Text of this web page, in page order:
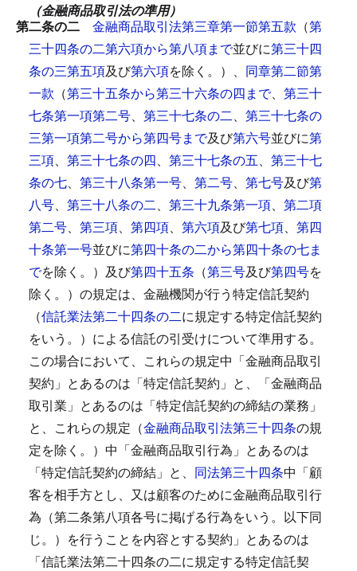
（金融商品取引法の準用）
第二条の二 金融商品取引法第三章第一節第五款 （第
三十四条の二第六項から第八項まで並びに第三十四
条の三第五項及び第六項を除く。）、 同章第二節第
一款 （第三十五条から第三十六条の四まで、 第三十
七条第一項第二号、 第三十七条の二、 第三十七条の
三第一項第二号から第四号まで及び第六号並びに第
三項、 第三十七条の四、 第三十七条の五、 第三十七
条の七、 第三十八条第一号、 第二号、 第七号及び第
八号、 第三十八条の二、 第三十九条第一項、 第二項
第二号、 第三項、 第四項、 第六項及び第七項、 第四
十条第一号並びに第四十条の二から第四十条の七ま
でを除く。）及び第四十五条 （第三号及び第四号を
除く。）の規定は、金融機関が行う特定信託契約
（信託業法第二十四条の二に規定する特定信託契約
をいう。）による信託の引受けについて準用する。
この場合において、これらの規定中「金融商品取引
契約」とあるのは「特定信託契約」と、「金融商品
取引業」とあるのは「特定信託契約の締結の業務」
と、これらの規定（金融商品取引法第三十四条の規
定を除く。）中「金融商品取引行為」とあるのは
「特定信託契約の締結」と、 同法第三十四条中「顧
客を相手方とし、又は顧客のために金融商品取引行
為（第二条第八項各号に掲げる行為をいう。以下同
じ。）を行うことを内容とする契約」とあるのは
「信託業法第二十四条の二に規定する特定信託契